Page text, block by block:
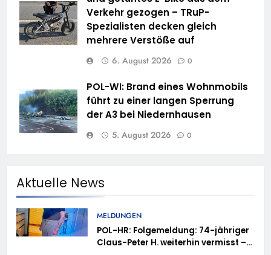
Verkehr gezogen – TRuP-
Spezialisten decken gleich
mehrere Verstöße auf
6. August 2026 0
POL-WI: Brand eines Wohnmobils
führt zu einer langen Sperrung
der A3 bei Niedernhausen
5. August 2026 0
Aktuelle News
MELDUNGEN
POL-HR: Folgemeldung: 74-jähriger
Claus-Peter H. weiterhin vermisst –